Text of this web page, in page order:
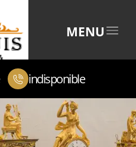
MENU
indisponible